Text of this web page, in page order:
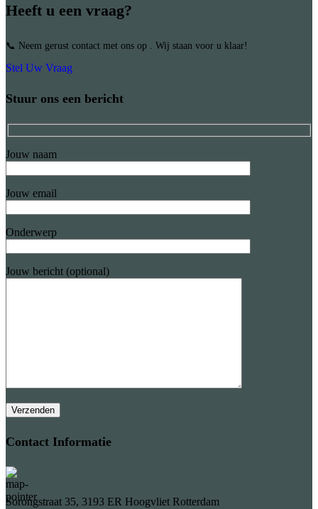
Heeft u een vraag?
📞 Neem gerust contact met ons op . Wij staan voor u klaar!
Stel Uw Vraag
Stuur ons een bericht
Jouw naam
Jouw email
Onderwerp
Jouw bericht (optional)
Contact Informatie
Sorongstraat 35, 3193 ER Hoogvliet Rotterdam